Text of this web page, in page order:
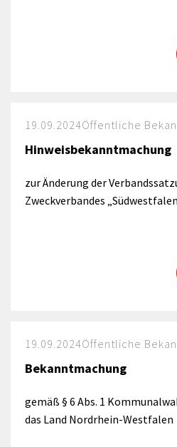
19.09.2024Öffentliche
Hinweisbekanntmachung
zur Änderung der
Zweckverbandes
19.09.2024Öffentliche
Bekanntmachung
gemäß § 6 Abs. 1
das Land Nordrhein-Westfalen